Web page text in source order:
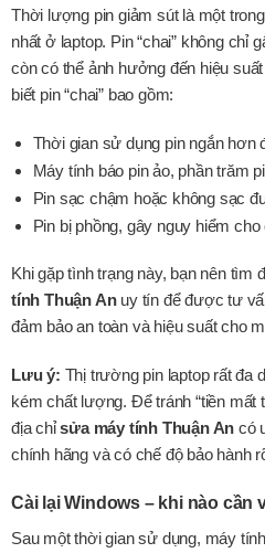
Thời lượng pin giảm sút là một
nhất ở laptop. Pin “chai” không chỉ
còn có thể ảnh hưởng đến hiệu
biết pin “chai” bao gồm:
Thời gian sử dụng pin ngắn hơn
Máy tính báo pin ảo, phần trăm
Pin sạc chậm hoặc không sạc
Pin bị phồng, gây nguy hiểm
Khi gặp tình trạng này, bạn nên tìm
tính Thuận Anuy tín để được tư
đảm bảo an toàn và hiệu suất cho
Lưu ý: Thị trường pin laptop rất đa
kém chất lượng. Để tránh “tiền mất
địa chỉsửa máy tính Thuận An có
chính hãng và có chế độ bảo hành
Cài lại Windows – khi nào cần
Sau một thời gian sử dụng, máy